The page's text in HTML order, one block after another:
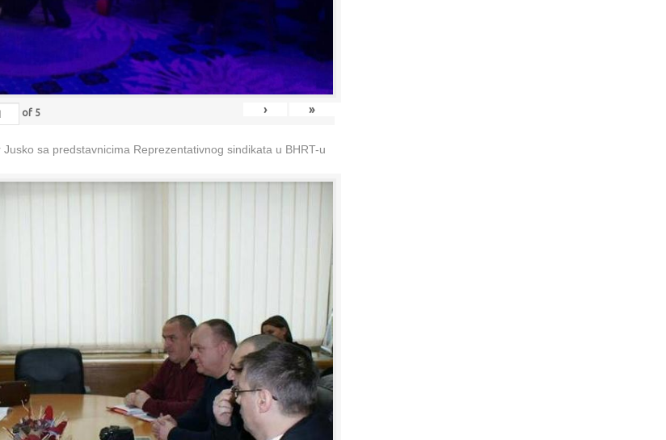
of 5 › »
sa predstavnicima Reprezentativnog sindikata u BHRT-u